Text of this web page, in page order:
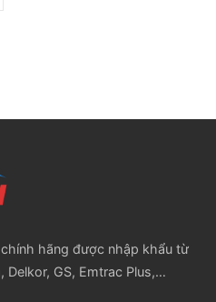
hãng được nhập khẩu từ
Delkor, GS, Emtrac Plus,…